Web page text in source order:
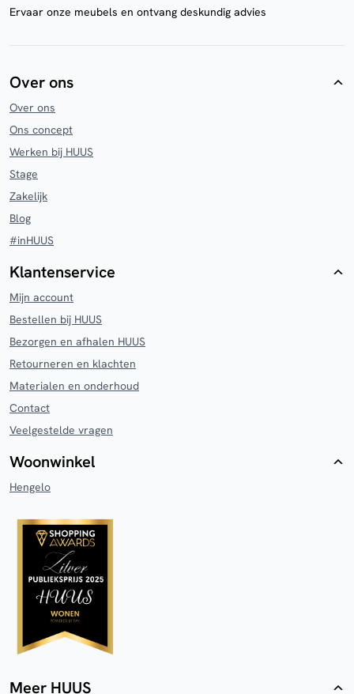
Ervaar onze meubels en ontvang deskundig advies
Over ons
Over ons
Ons concept
Werken bij HUUS
Stage
Zakelijk
Blog
#inHUUS
Klantenservice
Mijn account
Bestellen bij HUUS
Bezorgen en afhalen HUUS
Retourneren en klachten
Materialen en onderhoud
Contact
Veelgestelde vragen
Woonwinkel
Hengelo
Meer HUUS